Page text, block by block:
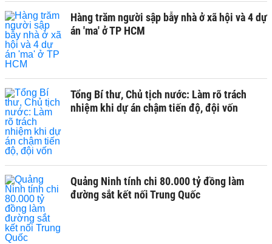
Hàng trăm người sập bẫy nhà ở xã hội và 4 dự
án 'ma' ở TP HCM
Tổng Bí thư, Chủ tịch nước: Làm rõ trách
nhiệm khi dự án chậm tiến độ, đội vốn
Quảng Ninh tính chi 80.000 tỷ đồng làm
đường sắt kết nối Trung Quốc